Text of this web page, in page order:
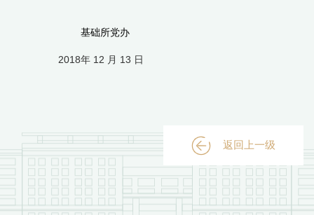
基础所党办
2018年 12 月 13 日
返回上一级